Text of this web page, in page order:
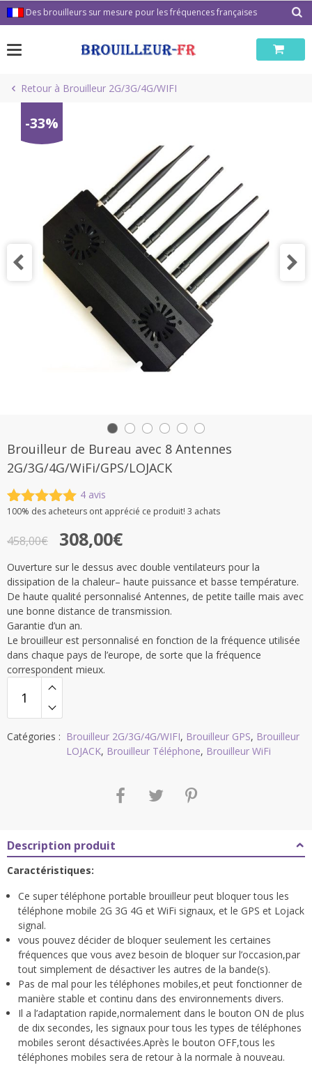
Passer
au
Des brouilleurs sur mesure pour les fréquences françaises
Retour à Brouilleur 2G/3G/4G/WIFI
-33%
Brouilleur de Bureau avec 8 Antennes
2G/3G/4G/WiFi/GPS/LOJACK
Noté5.00
basé sur
4
notations
client
4avis
100% des acheteurs ont apprécié ce produit! 3 achats
458,00€
Le
prix
initial
était :
458,00€.
308,00€
Le
prix
actuel
est :
308,00€.
Ouverture sur le dessus avec double ventilateurs pour la
dissipation de la chaleur– haute puissance et basse température.
De haute qualité personnalisé Antennes, de petite taille mais avec
une bonne distance de transmission.
Garantie d’un an.
Le brouilleur est personnalisé en fonction de la fréquence utilisée
dans chaque pays de l’europe, de sorte que la fréquence
correspondent mieux.
Catégories : Brouilleur 2G/3G/4G/WIFI, Brouilleur GPS, Brouilleur
LOJACK, Brouilleur Téléphone, Brouilleur WiFi
Description produit
Caractéristiques:
Ce super téléphone portable brouilleur peut bloquer tous les
téléphone mobile 2G 3G 4G et WiFi signaux, et le GPS et Lojack
signal.
vous pouvez décider de bloquer seulement les certaines
fréquences que vous avez besoin de bloquer sur l’occasion,par
tout simplement de désactiver les autres de la bande(s).
Pas de mal pour les téléphones mobiles,et peut fonctionner de
manière stable et continu dans des environnements divers.
Il a l’adaptation rapide,normalement dans le bouton ON de plus
de dix secondes, les signaux pour tous les types de téléphones
mobiles seront désactivées.Après le bouton OFF,tous les
téléphones mobiles sera de retour à la normale à nouveau.